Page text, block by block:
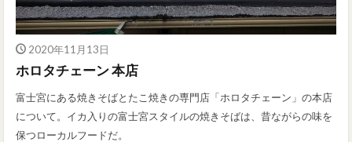
2020年11月13日
ホロタチェーン 本店
富士宮にある焼きそばとたこ焼きの専門店「ホロタチェーン」の本店
について。イカ入りの富士宮スタイルの焼きそばは、昔ながらの味を
保つローカルフードだ。